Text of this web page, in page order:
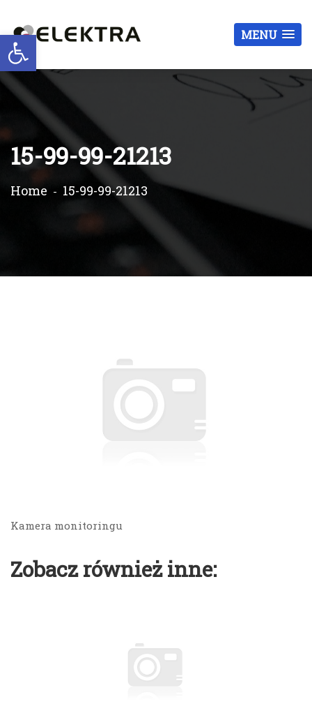
Otwórz pasek narzędzi MENU
15-99-99-21213
Home 15-99-99-21213
Kamera monitoringu
Zobacz również inne: